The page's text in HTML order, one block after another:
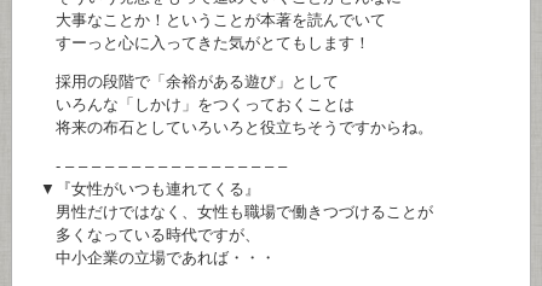
大事なことか！ということが本著を読んでいて
すーっと心に入ってきた気がとてもします！
採用の段階で「余裕がある遊び」として
いろんな「しかけ」をつくっておくことは
将来の布石としていろいろと役立ちそうですからね。
- – – – – – – – – – – – – – – – – –
▼『女性がいつも連れてくる』
男性だけではなく、女性も職場で働きつづけることが
多くなっている時代ですが、
中小企業の立場であれば・・・